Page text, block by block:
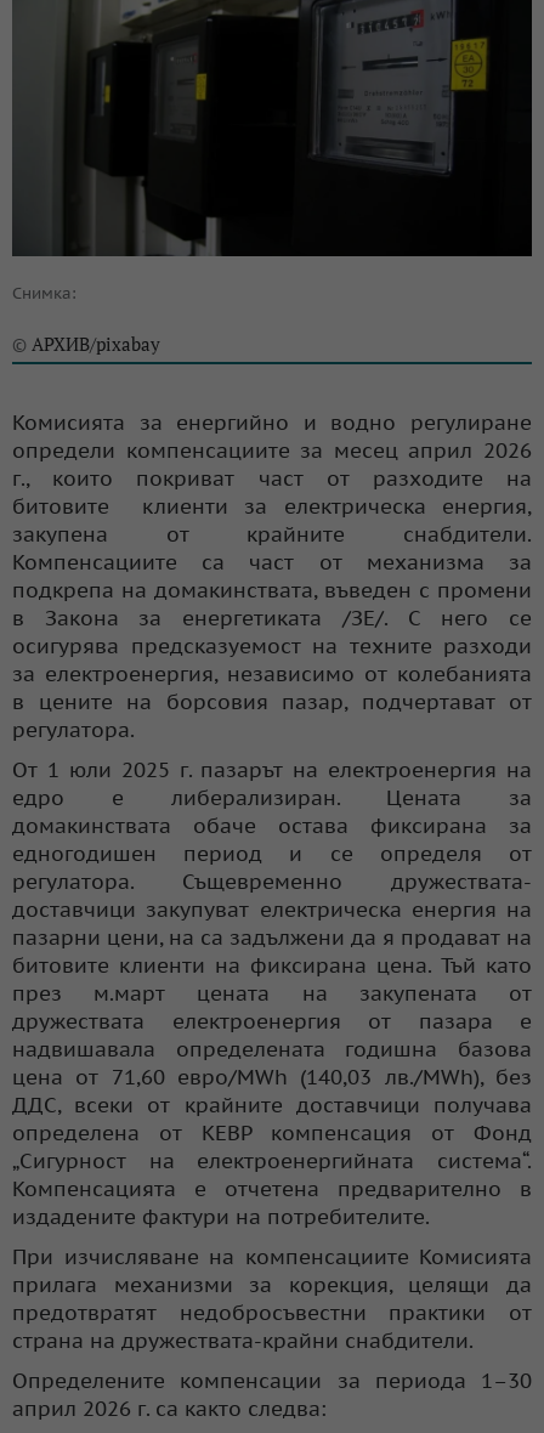
Снимка:
© АРХИВ/pixabay
Комисията за енергийно и водно регулиране
определи компенсациите за месец април 2026
г., които покриват част от разходите на
битовите клиенти за електрическа енергия,
закупена от крайните снабдители.
Компенсациите са част от механизма за
подкрепа на домакинствата, въведен с промени
в Закона за енергетиката /ЗЕ/. С него се
осигурява предсказуемост на техните разходи
за електроенергия, независимо от колебанията
в цените на борсовия пазар, подчертават от
регулатора.
От 1 юли 2025 г. пазарът на електроенергия на
едро е либерализиран. Цената за
домакинствата обаче остава фиксирана за
едногодишен период и се определя от
регулатора. Същевременно дружествата-
доставчици закупуват електрическа енергия на
пазарни цени, на са задължени да я продават на
битовите клиенти на фиксирана цена. Тъй като
през м.март цената на закупената от
дружествата електроенергия от пазара е
надвишавала определената годишна базова
цена от 71,60 евро/MWh (140,03 лв./MWh), без
ДДС, всеки от крайните доставчици получава
определена от КЕВР компенсация от Фонд
„Сигурност на електроенергийната система“.
Компенсацията е отчетена предварително в
издадените фактури на потребителите.
При изчисляване на компенсациите Комисията
прилага механизми за корекция, целящи да
предотвратят недобросъвестни практики от
страна на дружествата-крайни снабдители.
Определените компенсации за периода 1–30
април 2026 г. са както следва: